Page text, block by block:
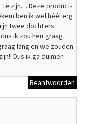
te zijn… Deze product-
ben ik wel héél erg
twee dochters
dus ik zou hen graag
lang en we zouden
Dus ik ga duimen
Beantwoorden